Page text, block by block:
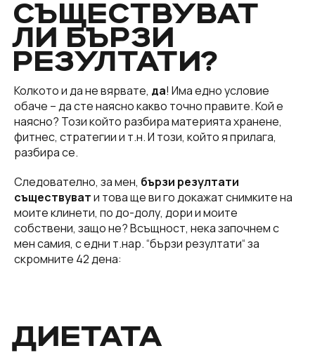
СЪЩЕСТВУВАТ
ЛИ БЪРЗИ
РЕЗУЛТАТИ?
Колкото и да не вярвате, да! Има едно условие
обаче – да сте наясно какво точно правите. Кой е
наясно? Този който разбира материята хранене,
фитнес, стратегии и т.н. И този, който я прилага,
разбира се.
Следователно, за мен, бързи резултати
съществувати това ще ви го докажат снимките на
моите клинети, по до-долу, дори и моите
собствени, защо не? Всъщност, нека започнем с
мен самия, с едни т.нар. “бързи резултати“ за
скромните 42 дена:
ДИЕТАТА